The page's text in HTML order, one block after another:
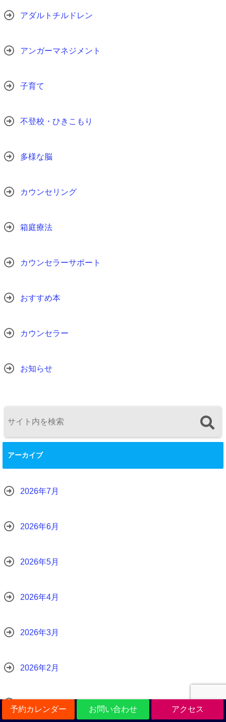
予約カレンダー お問い合わせ アクセス
アダルトチルドレン
アンガーマネジメント
子育て
不登校・ひきこもり
多様な脳
カウンセリング
箱庭療法
カウンセラーサポート
おすすめ本
カウンセラー
お知らせ
アーカイブ
2026年7月
2026年6月
2026年5月
2026年4月
2026年3月
2026年2月